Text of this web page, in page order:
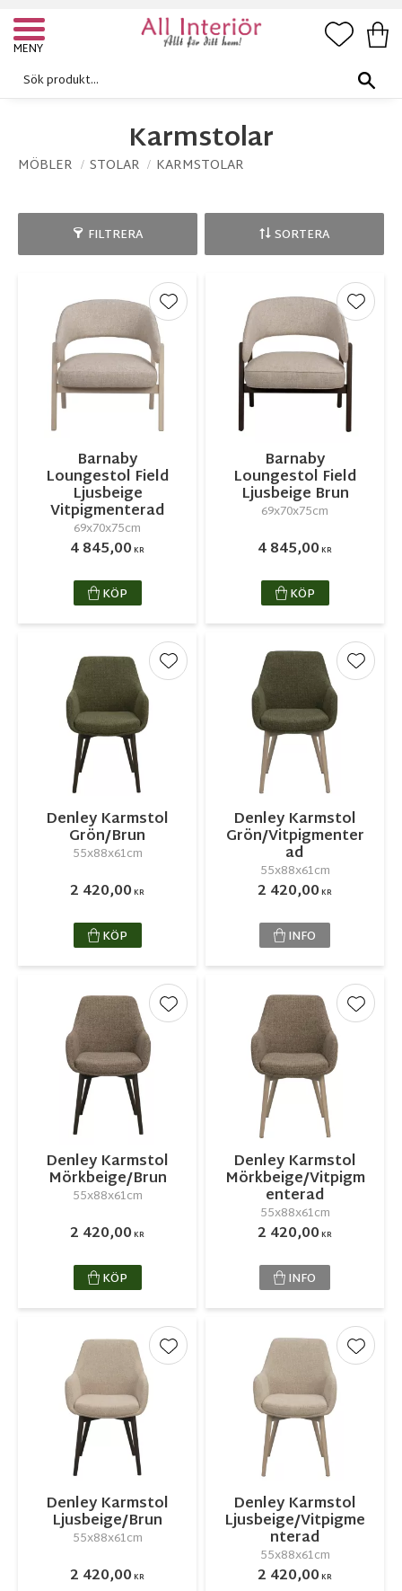
Meny
Karmstolar
MÖBLER STOLAR KARMSTOLAR
FILTRERA SORTERA
Barnaby
Loungestol Field
Ljusbeige
Vitpigmenterad
69x70x75cm
4 845,00KR
Lägg till i favoriter
KÖP
Barnaby
Loungestol Field
Ljusbeige Brun
69x70x75cm
4 845,00KR
Lägg
KÖP
Denley Karmstol
Grön/Brun
55x88x61cm
2 420,00KR
Lägg till i favoriter
KÖP
Denley Karmstol
Grön/Vitpigmenter
ad
55x88x61cm
2 420,00KR
Lägg
INFO
Denley Karmstol
Mörkbeige/Brun
55x88x61cm
2 420,00KR
Lägg till i favoriter
KÖP
Denley Karmstol
Mörkbeige/Vitpigm
enterad
55x88x61cm
2 420,00KR
Lägg
INFO
Denley Karmstol
Ljusbeige/Brun
55x88x61cm
2 420,00KR
Lägg till i favoriter
Denley Karmstol
Ljusbeige/Vitpigme
nterad
55x88x61cm
2 420,00KR
Lägg